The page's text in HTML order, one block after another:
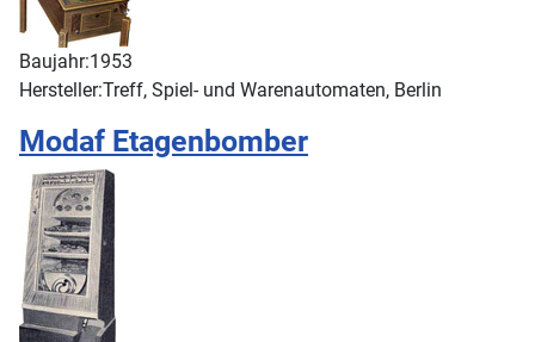
Baujahr:1953
Hersteller:Treff, Spiel- und Warenautomaten, Berlin
Modaf Etagenbomber